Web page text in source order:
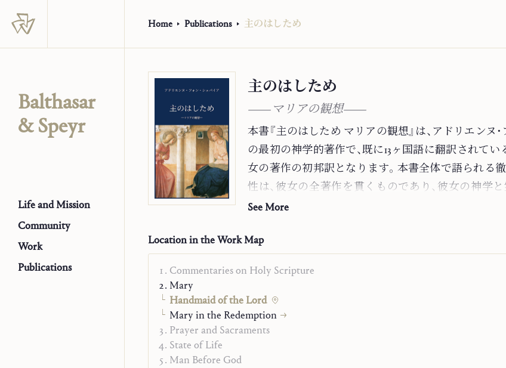
Balthasar
& Speyr
Life and Mission
Community
Work
Publications
Home Publications 主のはしため
主のはしため
―マリアの観想―
本書『主のはしため マリアの観想』は、アドリエンヌ・
の最初の神学的著作で、既に13ヶ国語に翻訳されてい
女の著作の初邦訳となります。本書全体で語られる
性は、彼女の全著作を貫くものであり、彼女の神学
入り口となります。 また、カトリックのマリア論と
に焦点を当てたマリア論であるというに留まらず、
り、この身に成りますように」(ルカ 1 : 38) という受
ているのですが―に倣うキリスト者個人のあり方、
のあり方、教会という共同体のあり方をも深く探求
と言えるでしょう。
See More
Location in the Work Map
Commentaries on Holy Scripture
Mary
Handmaid of the Lord
Mary in the Redemption
Prayer and Sacraments
State of Life
Man Before God